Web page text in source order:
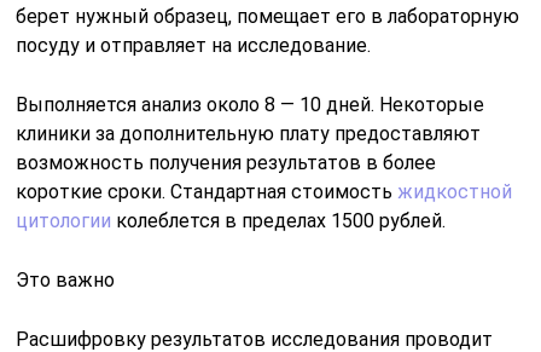
берет нужный образец, помещает его в лабораторную
посуду и отправляет на исследование.
Выполняется анализ около 8 — 10 дней. Некоторые
клиники за дополнительную плату предоставляют
возможность получения результатов в более
короткие сроки. Стандартная стоимость жидкостной
цитологии колеблется в пределах 1500 рублей.
Это важно
Расшифровку результатов исследования проводит